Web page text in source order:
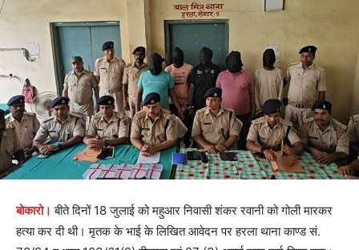
बोकारो। बीते दिनों 18 जुलाई को महुआर निवासी शंकर रवानी को गोली मारकर
हत्या कर दी थी। मृतक के भाई के लिखित आवेदन पर हरला थाना काण्ड सं.